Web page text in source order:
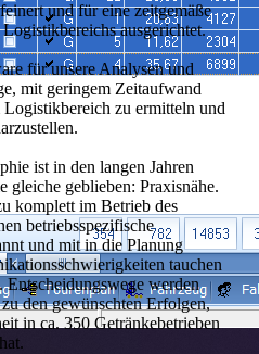
und für eine zeitgemäße
ausgerichtet.
für unsere Analysen und
mit geringem Zeitaufwand
zu ermitteln und
ist in den langen Jahren
gleiche geblieben: Praxisnähe.
komplett im Betrieb des
betriebsspezifische
und mit in die Planung
tauchen
Entscheidungswege werden
den gewünschten Erfolgen,
in ca. 350 Getränkebetrieben